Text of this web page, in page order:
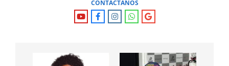
CONTÁCTANOS